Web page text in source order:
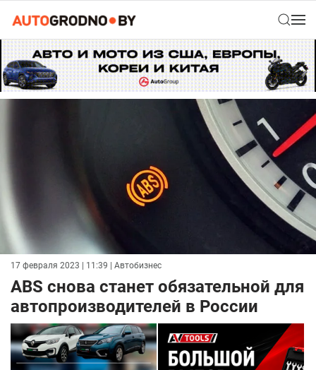
17 февраля 2023 | 11:39 | Автобизнес
ABS снова станет обязательной для
автопроизводителей в России